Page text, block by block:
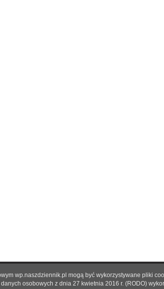
wp.naszdziennik.pl mogą być wykorzystywane pliki
osobowych z dnia 27 kwietnia 2016 r. (RODO)